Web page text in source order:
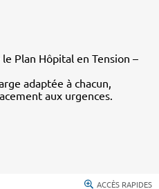
Plan Hôpital en Tension –
adaptée à chacun,
aux urgences.
ACCÈS RAPIDES